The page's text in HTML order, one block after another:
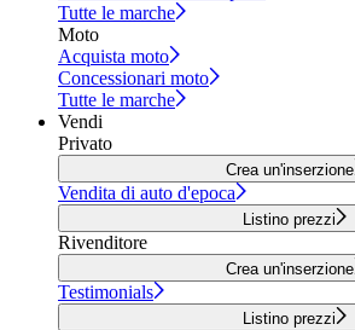
Tutte le marche
Moto
Acquista moto
Concessionari moto
Tutte le marche
Vendi
Privato
Crea un'inserzione
Vendita di auto d'epoca
Listino prezzi
Rivenditore
Crea un'inserzione
Testimonials
Listino prezzi